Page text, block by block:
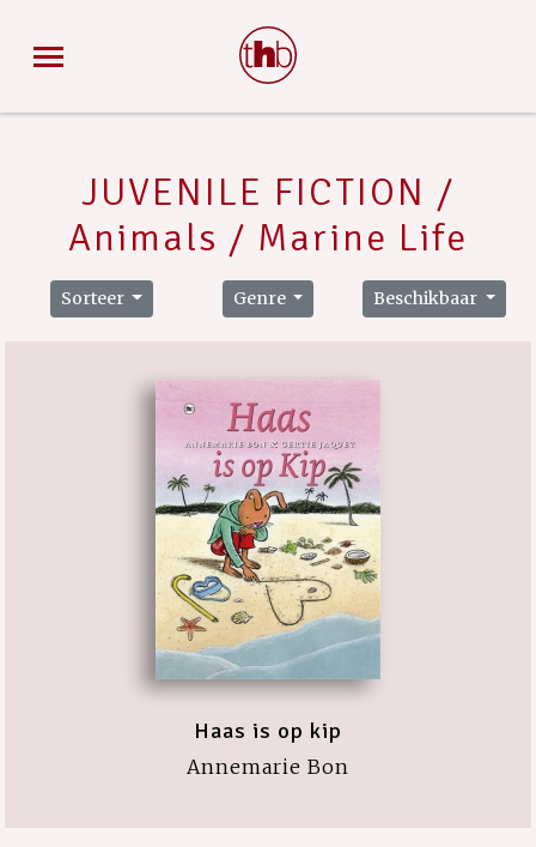
JUVENILE FICTION /
Animals / Marine Life
Sorteer Genre Beschikbaar
Haas is op kip
Annemarie Bon